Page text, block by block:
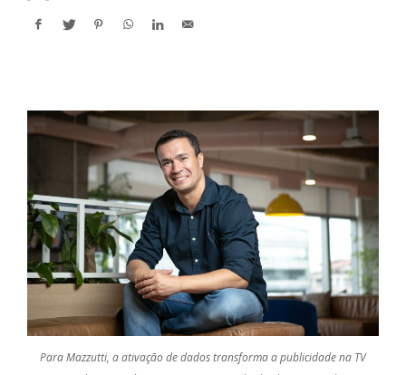
Para Mazzutti, a ativação de dados transforma a publicidade na TV